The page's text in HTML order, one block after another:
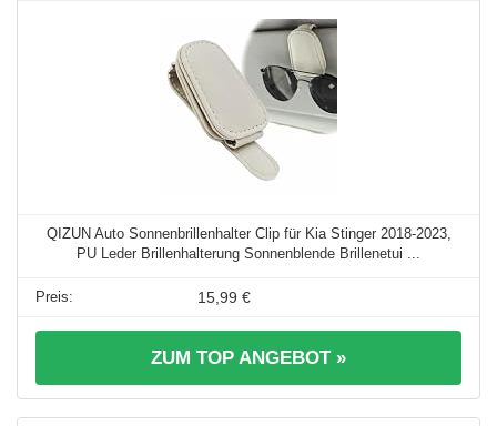
QIZUN Auto Sonnenbrillenhalter Clip für Kia Stinger 2018-2023,
PU Leder Brillenhalterung Sonnenblende Brillenetui ...
15,99 €
ZUM TOP ANGEBOT »